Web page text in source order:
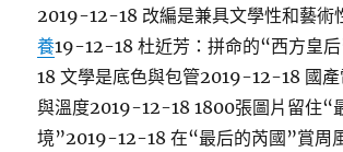
2019-12-18 改編是兼具文學性和藝術
養19-12-18 杜近芳：拼命的“西方皇
18 文學是底色與包管2019-12-18 國
與溫度2019-12-18 1800張圖片留住“
境”2019-12-18 在“最后的芮國”賞周